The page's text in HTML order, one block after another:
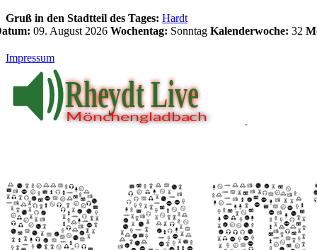
Gruß in den Stadtteil des Tages: Hardt
09. August 2026 Wochentag: Sonntag Kalenderwoche: 32
Impressum